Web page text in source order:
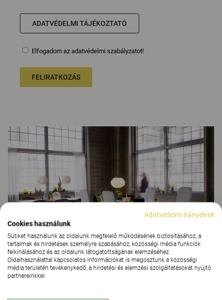
ADATVÉDELMI TÁJÉKOZTATÓ
Elfogadom az adatvédelmi szabályzatot!
FELIRATKOZÁS
Adatvédelmi irányelvek
Cookies használunk
Sütiket használunk az oldalunk megfelelő működésének biztosításához, a
tartalmak és hirdetések személyre szabásához, közösségi média funkciók
felkínálásához és az oldalunk látogatottságának elemzéséhez.
Oldalhasználattal kapcsolatos információkat is megosztunk a közösségi
média területén tevékenykedő, a hirdetési és elemzési szolgáltatásokat nyújtó
partnereinkkel.